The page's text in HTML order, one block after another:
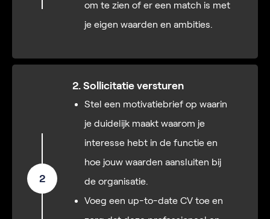
om te zien of er een match is met
je eigen waarden en ambities.
2
2. Sollicitatie versturen
Stel een motivatiebrief op waarin
je duidelijk maakt waarom je
interesse hebt in de functie en
hoe jouw waarden aansluiten bij
de organisatie.
Voeg een up-to-date CV toe en